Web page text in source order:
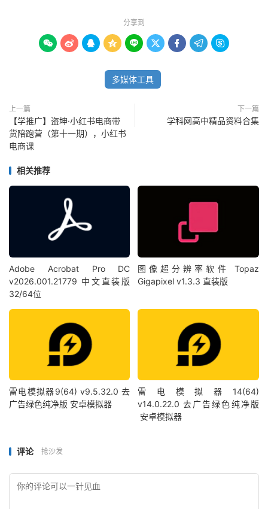
分享到
        
多媒体工具
上一篇
【学推广】盗坤·小红书电商带
货陪跑营（第十一期），小红书
电商课
下一篇
学科网高中精品资料合集
相关推荐
Adobe Acrobat Pro DC
v2026.001.21779 中文直装版
32/64位
图像超分辨率软件 Topaz
Gigapixel v1.3.3 直装版
雷电模拟器9(64) v9.5.32.0 去
广告绿色纯净版 安卓模拟器
雷电模拟器14(64)
v14.0.22.0 去广告绿色纯净版
安卓模拟器
评论 抢沙发